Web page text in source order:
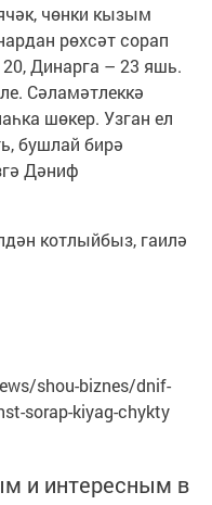
чөнки кызым
рөхсәт сорап
Динарга – 23 яшь.
Сәламәтлеккә
шөкер. Узган ел
бушлай бирә
Дәниф
котлыйбыз, гаилә
shou-biznes/dnif-
sorap-kiyag-chykty
и интересным в